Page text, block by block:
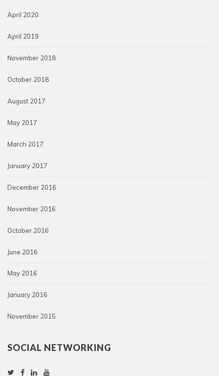
April 2020
April 2019
November 2018
October 2018
August 2017
May 2017
March 2017
January 2017
December 2016
November 2016
October 2016
June 2016
May 2016
January 2016
November 2015
SOCIAL NETWORKING